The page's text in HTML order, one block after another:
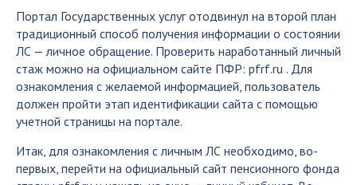
Портал Государственных услуг отодвинул на второй план
традиционный способ получения информации о состоянии
ЛС — личное обращение. Проверить наработанный личный
стаж можно на официальном сайте ПФР: pfrf.ru . Для
ознакомления с желаемой информацией, пользователь
должен пройти этап идентификации сайта с помощью
учетной страницы на портале.
Итак, для ознакомления с личным ЛС необходимо, во-
первых, перейти на официальный сайт пенсионного фонда